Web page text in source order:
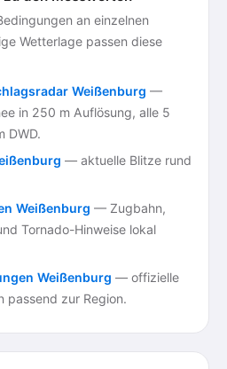
an einzelnen
Wetterlage passen diese
Weißenburg —
in 250 m Auflösung, alle 5
DWD.
— aktuelle Blitze rund
Weißenburg — Zugbahn,
Tornado-Hinweise lokal
Weißenburg — offizielle
passend zur Region.